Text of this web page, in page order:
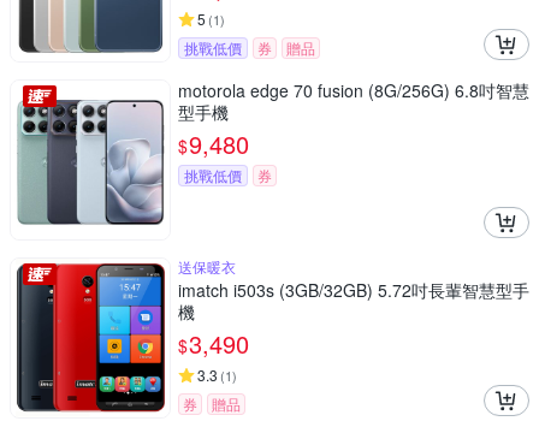
5 (1)
挑戰低價 券 贈品
motorola edge 70 fusion (8G/256G) 6.8吋智慧
型手機
$9,480
挑戰低價 券
送保暖衣
imatch i503s (3GB/32GB) 5.72吋長輩智慧型手
機
$3,490
3.3 (1)
券
贈品